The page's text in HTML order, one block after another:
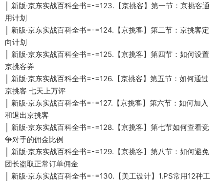
│ 新版·京东实战百科全书=-=123.【京挑客】第一节：京挑客通
用计划
│ 新版·京东实战百科全书=-=124.【京挑客】第二节：京挑客定
向计划
│ 新版·京东实战百科全书=-=125.【京挑客】第四节：如何设置
京挑客券
│ 新版·京东实战百科全书=-=126.【京挑客】第五节：如何通过
京挑客 七天上万评
│ 新版·京东实战百科全书=-=127.【京挑客】第六节：如何加入
和退出京挑客
│ 新版·京东实战百科全书=-=128.【京挑客】第七节如何查看竞
争对手的佣金比例
│ 新版·京东实战百科全书=-=129.【京挑客】第八节：如何避免
团长盗取正常订单佣金
│ 新版·京东实战百科全书=-=130.【美工设计】1.PS常用12种工